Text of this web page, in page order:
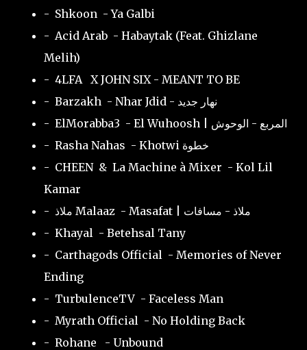
- Shkoon - Ya Galbi
- Acid Arab - Habaytak (Feat. Ghizlane
Melih)
- 4LFA X JOHN SIX - MEANT TO BE
- ElMorabba3 - El Wuhoosh | المربع - الوحوش
- Rasha Nahas - Khotwi خطوة
- CHEEN & La Machine à Mixer - Kol Lil
Kamar
- ملاذ Malaaz - Masafat | ملاذ - مسافات
- Khayal - Betehsal Tany
- Carthagods Official - Memories of Never
Ending
- TurbulenceTV - Faceless Man
- Myrath Official - No Holding Back
- Rohane - Unbound